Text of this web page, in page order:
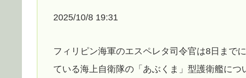
2025/10/8 19:31
フィリピン海軍のエスペレタ司令官は8日まで
ている海上自衛隊の「あぶくま」型護衛艦に